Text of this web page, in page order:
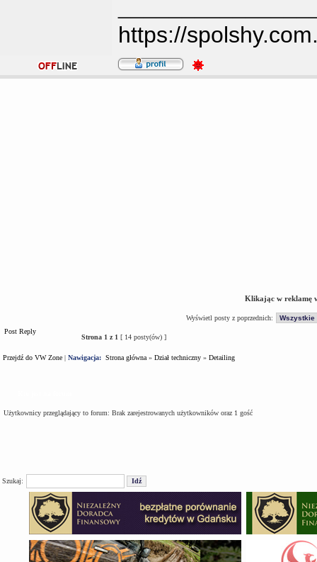
https://
Klikając w reklamę
Wyświetl posty z poprzednich:
Post Reply
Strona 1 z 1 [ 14 posty(ów) ]
Przejdź do VW Zone | Nawigacja: Strona główna » Dział techniczny » Detailing
Użytkownicy przeglądający to forum: Brak zarejestrowanych użytkowników oraz 1 gość
Szukaj: